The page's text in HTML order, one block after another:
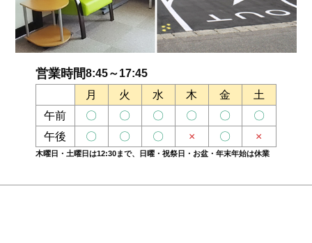
営業時間8:45～17:45
月
火 水 木 金
土
午前
〇 〇 〇 〇 〇
〇
午後
〇 〇 〇 × 〇 ×
木曜日・土曜日は12:30まで、日曜・祝祭日・お盆・年末年始は休業